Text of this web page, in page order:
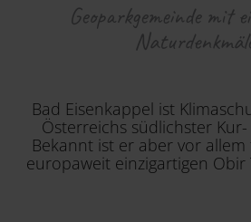
Geoparkgemeinde mit
Bad Eisenkappel ist
Österreichs südlichster
Bekannt ist er aber vor
europaweit einzigartigen